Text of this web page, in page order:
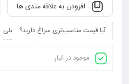
افزودن به علاقه مندی ها
آیا قیمت مناسب‌تری سراغ دارید؟ بلی
موجود در انبار